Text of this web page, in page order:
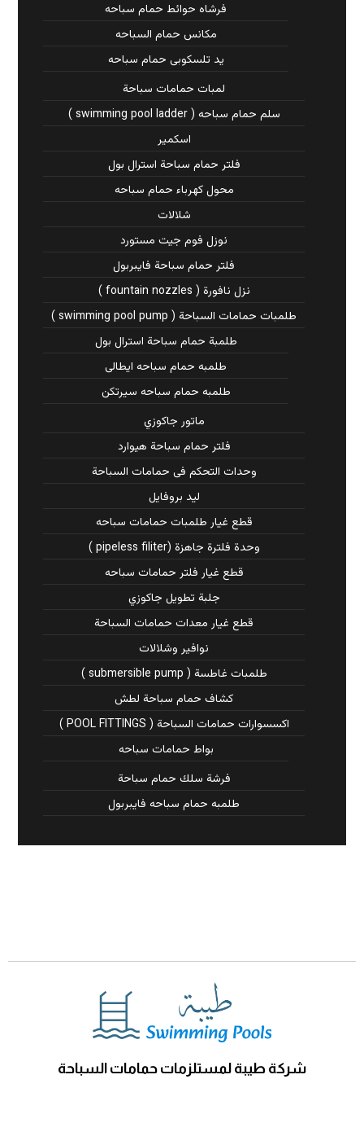
فرشاه حوائط حمام سباحه
مكانس حمام السباحه
يد تلسكوبى حمام سباحه
لمبات حمامات سباحة
سلم حمام سباحه ( swimming pool ladder )
اسكمير
فلتر حمام سباحة استرال بول
محول كهرباء حمام سباحه
شلالات
نوزل فوم جيت مستورد
فلتر حمام سباحة فايبربول
نزل نافورة ( fountain nozzles )
طلمبات حمامات السباحة ( swimming pool pump )
طلمبة حمام سباحة استرال بول
طلمبه حمام سباحه ايطالى
طلمبه حمام سباحه سيرتكن
ماتور جاكوزي
فلتر حمام سباحة هيوارد
وحدات التحكم فى حمامات السباحة
ليد بروفايل
قطع غيار طلمبات حمامات سباحه
وحدة فلترة جاهزة (pipeless filiter )
قطع غيار فلتر حمامات سباحه
جلبة تطويل جاكوزي
قطع غيار معدات حمامات السباحة
نوافير وشلالات
طلمبات غاطسة ( submersible pump )
كشاف حمام سباحة لطش
اكسسوارات حمامات السباحة ( POOL FITTINGS )
بواط حمامات سباحه
فرشة سلك حمام سباحة
طلمبه حمام سباحه فايبربول
شركة طيبة لمستلزمات حمامات السباحة